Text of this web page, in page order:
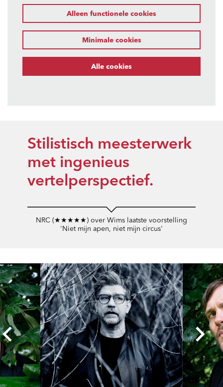
Alleen functionele cookies
Minimale cookies
Alle cookies
Stilistisch meesterwerk
met ingenieus
vertelperspectief.
NRC (★★★★★) over Wims laatste voorstelling
'Niet mijn apen, niet mijn circus'
Overslaan